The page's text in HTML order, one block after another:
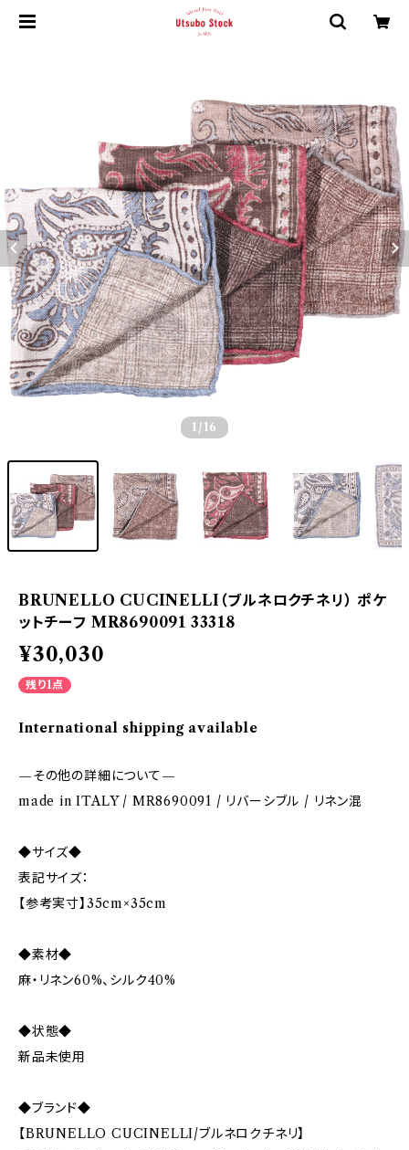
1 /16
BRUNELLO CUCINELLI（ブルネロクチネリ） ポケ
ットチーフ MR8690091 33318
¥30,030
残り1点
International shipping available
—その他の詳細について—
made in ITALY / MR8690091 / リバーシブル / リネン混
◆サイズ◆
表記サイズ：
【参考実寸】35cm×35cm
◆素材◆
麻・リネン60%、シルク40%
◆状態◆
新品未使用
◆ブランド◆
【BRUNELLO CUCINELLI/ブルネロクチネリ】